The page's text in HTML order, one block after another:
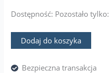
Dostępność: Pozostało tylko:
Dodaj do koszyka
Bezpieczna transakcja